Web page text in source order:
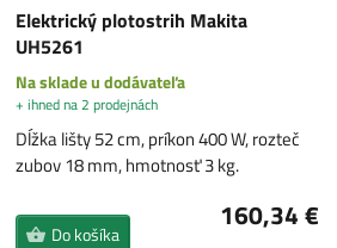
Elektrický plotostrih Makita
UH5261
Na sklade u dodávateľa
+ ihned na 2 prodejnách
Dĺžka lišty 52 cm, príkon 400 W, rozteč
zubov 18 mm, hmotnosť 3 kg.
160,34 €
Do košíka